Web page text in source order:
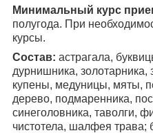
Минимальный курс
полугода. При
курсы.
Состав: астрагала,
дурнишника, золотарника,
купены, медуницы, мяты,
дерево, подмаренника,
синеголовника, таволги,
чистотела, шалфея трава;